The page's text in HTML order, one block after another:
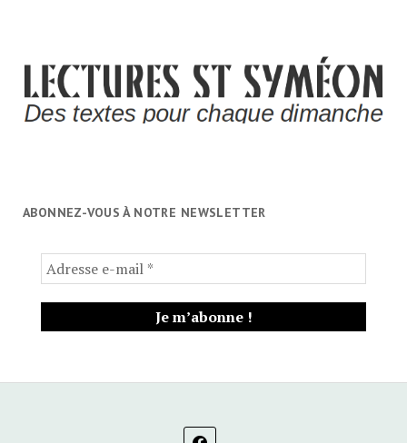
ABONNEZ-VOUS À NOTRE NEWSLETTER